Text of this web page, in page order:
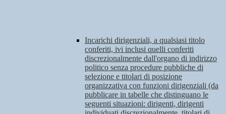
Incarichi dirigenziali, a qualsiasi titolo
conferiti, ivi inclusi quelli conferiti
discrezionalmente dall'organo di indirizzo
politico senza procedure pubbliche di
selezione e titolari di posizione
organizzativa con funzioni dirigenziali (da
pubblicare in tabelle che distinguano le
seguenti situazioni: dirigenti, dirigenti